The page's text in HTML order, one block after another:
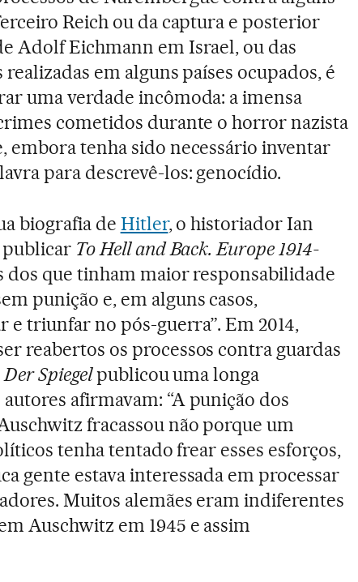
Reich ou da captura e posterior
Adolf Eichmann em Israel, ou das
realizadas em alguns países ocupados, é
uma verdade incômoda: a imensa
cometidos durante o horror nazista
embora tenha sido necessário inventar
para descrevê-los: genocídio.
biografia de Hitler, o historiador Ian
publicarTo Hell and Back. Europe 1914-
dos que tinham maior responsabilidade
punição e, em alguns casos,
triunfar no pós-guerra”. Em 2014,
reabertos os processos contra guardas
Der Spiegelpublicou uma longa
afirmavam: “A punição dos
fracassou não porque um
tenha tentado frear esses esforços,
gente estava interessada em processar
Muitos alemães eram indiferentes
Auschwitz em 1945 e assim